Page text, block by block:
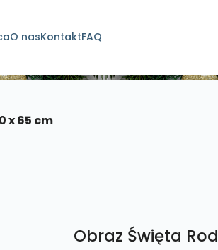
O nasKontaktFAQ
x 65 cm
Obraz Święta